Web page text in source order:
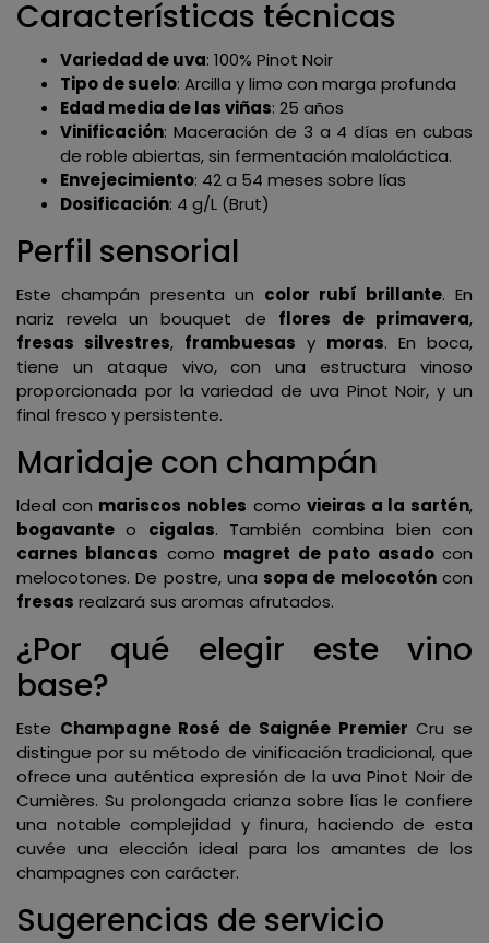
Características técnicas
Variedad de uva: 100% Pinot Noir
Tipo de suelo: Arcilla y limo con marga profunda
Edad media de las viñas: 25 años
Vinificación: Maceración de 3 a 4 días en cubas
de roble abiertas, sin fermentación maloláctica.
Envejecimiento: 42 a 54 meses sobre lías
Dosificación: 4 g/L (Brut)
Perfil sensorial
Este champán presenta un color rubí brillante. En
nariz revela un bouquet de flores de primavera,
fresas silvestres, frambuesas y moras. En boca,
tiene un ataque vivo, con una estructura vinoso
proporcionada por la variedad de uva Pinot Noir, y un
final fresco y persistente.
Maridaje con champán
Ideal con mariscos nobles comovieiras a la sartén,
bogavante o cigalas. También combina bien con
carnes blancas como magret de pato asadocon
melocotones. De postre, una sopa de melocotóncon
fresas realzará sus aromas afrutados.
¿Por qué elegir este vino
base?
Este Champagne Rosé de Saignée Premier Cru se
distingue por su método de vinificación tradicional, que
ofrece una auténtica expresión de la uva Pinot Noir de
Cumières. Su prolongada crianza sobre lías le confiere
una notable complejidad y finura, haciendo de esta
cuvée una elección ideal para los amantes de los
champagnes con carácter.
Sugerencias de servicio